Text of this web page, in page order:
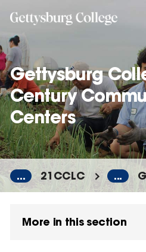
main
content
Gettysburg
Century
Centers
... 21CCLC ...
More in this section